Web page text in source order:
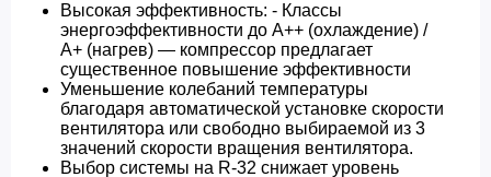
Высокая эффективность: - Классы
энергоэффективности до A++ (охлаждение) /
А+ (нагрев) — компрессор предлагает
существенное повышение эффективности
Уменьшение колебаний температуры
благодаря автоматической установке скорости
вентилятора или свободно выбираемой из 3
значений скорости вращения вентилятора.
Выбор системы на R-32 снижает уровень